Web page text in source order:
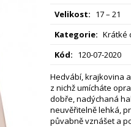
Velikost: 17 – 21
Kategorie: Krátké
Kód: 120-07-2020
Hedvábí, krajkovina
z nichž umícháte
dobře, nadýchaná
neuvěřitelně lehká,
půvabně vznášet a